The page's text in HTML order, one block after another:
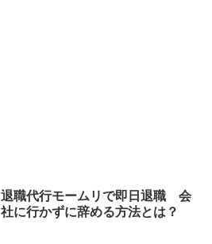
退職代行モームリで即日退職 会
社に行かずに辞める方法とは？